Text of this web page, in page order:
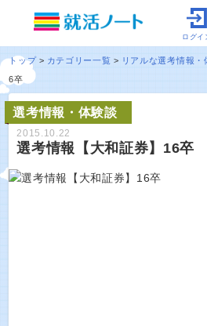
ログイ
トップ カテゴリー一覧 リアルな選考情報・
6卒
選考情報・体験談
2015.10.22
選考情報【大和証券】16卒